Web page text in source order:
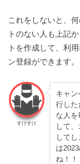
これをしないと、
トのない人も上記
トを作成して、利
ン登録ができます。
すけすけ
キャ
行した
な人
して
して
は
ね！！